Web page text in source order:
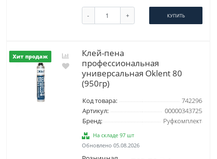
- + КУПИТЬ
Хит продаж
Клей-пена
профессиональная
универсальная Oklent 80
(950гр)
Код товара:
742296
Артикул:
00000343725
Бренд:
Руфкомплект
На складе 97 шт
Обновлено 05.08.2026